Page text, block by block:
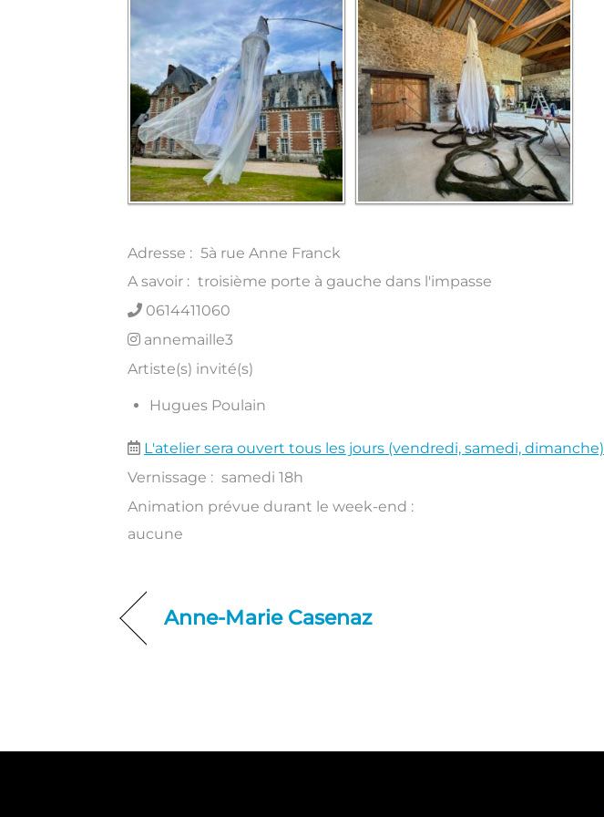
Adresse : 5à rue Anne Franck
A savoir : troisième porte à gauche dans l'impasse
0614411060
annemaille3
Artiste(s) invité(s)
Hugues Poulain
L'atelier sera ouvert tous les jours (vendredi, samedi, dimanche)
Vernissage : samedi 18h
Animation prévue durant le week-end :
aucune
Anne-Marie Casenaz